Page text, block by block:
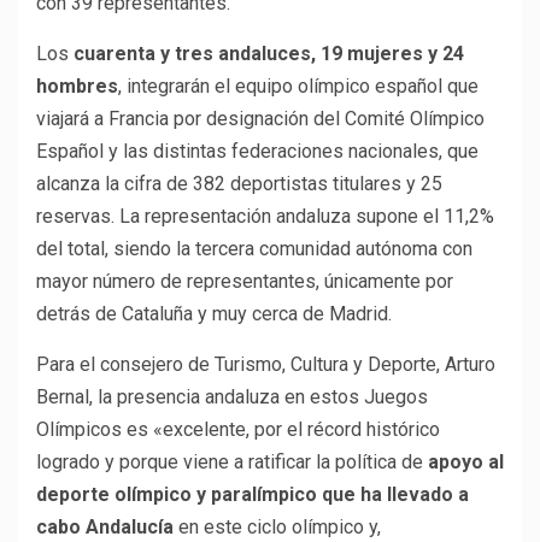
Los cuarenta y tres andaluces, 19 mujeres y 24
hombres, integrarán el equipo olímpico español que
viajará a Francia por designación del Comité Olímpico
Español y las distintas federaciones nacionales, que
alcanza la cifra de 382 deportistas titulares y 25
reservas. La representación andaluza supone el 11,2%
del total, siendo la tercera comunidad autónoma con
mayor número de representantes, únicamente por
detrás de Cataluña y muy cerca de Madrid.
Para el consejero de Turismo, Cultura y Deporte, Arturo
Bernal, la presencia andaluza en estos Juegos
Olímpicos es «excelente, por el récord histórico
logrado y porque viene a ratificar la política de apoyo al
deporte olímpico y paralímpico que ha llevado a
cabo Andalucía en este ciclo olímpico y,